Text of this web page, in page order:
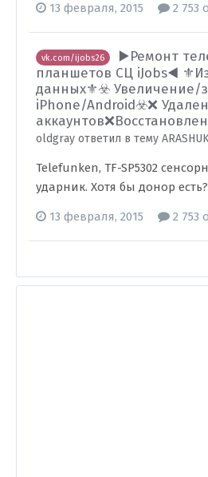
13 февраля, 2015 2 753
vk.com/ijobs26
▶️Ремонт
планшетов СЦ iJobs◀️
данных⚜️☣️ Увеличение/
iPhone/Android☣️❌
oldgray ответил в тему
Telefunken, TF-SP5302
ударник. Хотя бы донор есть?
13 февраля, 2015 2 753